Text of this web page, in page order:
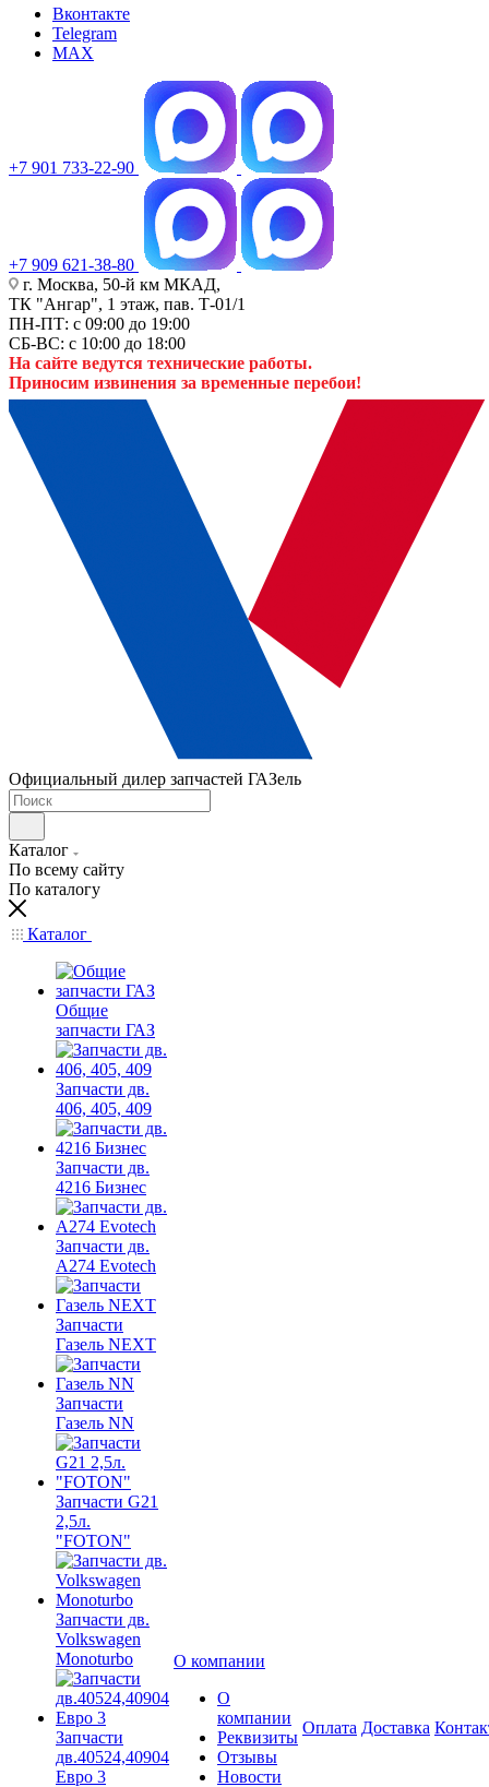
Вконтакте
Telegram
MAX
+7 901 733-22-90
+7 909 621-38-80
г. Москва, 50-й км МКАД,
ТК "Ангар", 1 этаж, пав. Т-01/1
ПН-ПТ: с 09:00 до 19:00
СБ-ВС: с 10:00 до 18:00
На сайте ведутся технические работы.
Приносим извинения за временные перебои!
Официальный дилер запчастей ГАЗель
Каталог
По всему сайту
По каталогу
Каталог
Общие
запчасти ГАЗ
Запчасти дв.
406, 405, 409
Запчасти дв.
4216 Бизнес
Запчасти дв.
A274 Evotech
Запчасти
Газель NEXT
Запчасти
Газель NN
Запчасти G21
2,5л.
"FOTON"
Запчасти дв.
Volkswagen
Monoturbo
Запчасти
дв.40524,40904
Евро 3
О компании
О
компании
Реквизиты
Отзывы
Новости
Оплата Доставка